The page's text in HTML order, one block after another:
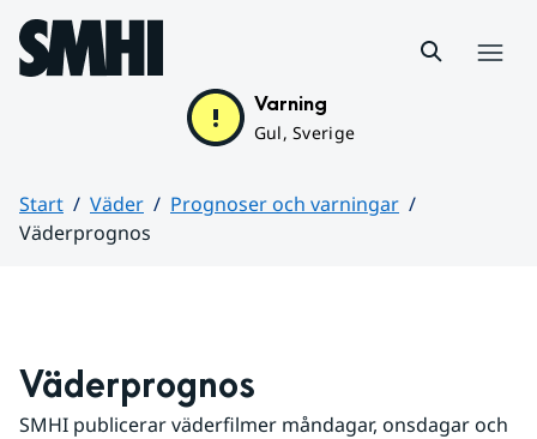
Hoppa till sidans innehåll
Varning
Gul, Sverige
Start Väder
Prognoser och varningar
Väderprognos
Väderprognos
SMHI publicerar väderfilmer måndagar, onsdagar och